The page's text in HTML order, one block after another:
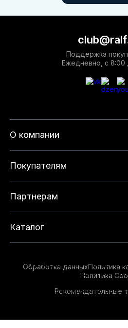
О компании
Покупателям
Партнерам
Каталог
Поддержка
Ежедневно, с 8:00
Обработка данныхПолитика
Политика
Рекомендательные
опыта на нашем сайте. Продолжая
данный сайт, вы соглашаетесь с
технологий. Для получения